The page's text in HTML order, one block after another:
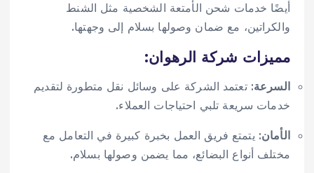
أيضًا خدمات شحن الأمتعة الشخصية مثل الشنط
والكراتين، مع ضمان وصولها بسلام إلى وجهتها.
مميزات شركة الرهوان:
السرعة: تعتمد الشركة على وسائل نقل متطورة لتقديم
خدمات سريعة تلبي احتياجات العملاء.
الأمان: يتمتع فريق العمل بخبرة كبيرة في التعامل مع
مختلف أنواع البضائع، مما يضمن وصولها بسلام.